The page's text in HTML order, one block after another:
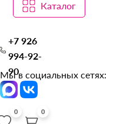
Каталог
+7 926
994-92-
90
Мы в социальных сетях:
0 0